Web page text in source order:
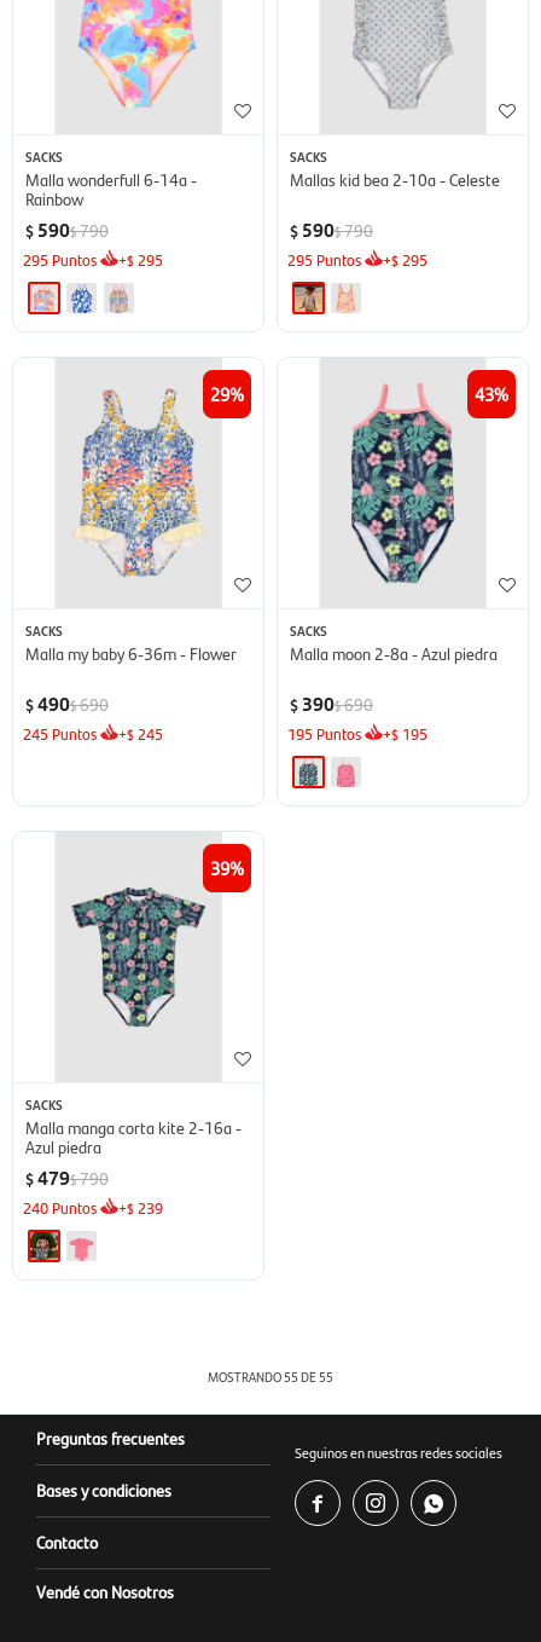
SACKS
Malla wonderfull 6-14a -
Rainbow
$ 590$790
295 Puntos +$ 295
SACKS
Mallas kid bea 2-10a - Celeste
$ 590$790
295 Puntos +$ 295
29
SACKS
Malla my baby 6-36m - Flower
$490$690
245 Puntos +$ 245
43
SACKS
Malla moon 2-8a - Azul piedra
$ 390$690
195 Puntos +$ 195
39
SACKS
Malla manga corta kite 2-16a -
Azul piedra
$479$790
240 Puntos +$ 239
MOSTRANDO 55DE 55
Preguntas frecuentes
Bases y condiciones
Contacto
Vendé con Nosotros
Seguinos en nuestras redes sociales
  